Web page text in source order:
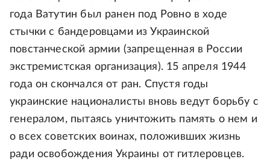
года Ватутин был ранен под Ровно в ходе
стычки с бандеровцами из Украинской
повстанческой армии (запрещенная в России
экстремистская организация). 15 апреля 1944
года он скончался от ран. Спустя годы
украинские националисты вновь ведут борьбу с
генералом, пытаясь уничтожить память о нем и
о всех советских воинах, положивших жизнь
ради освобождения Украины от гитлеровцев.